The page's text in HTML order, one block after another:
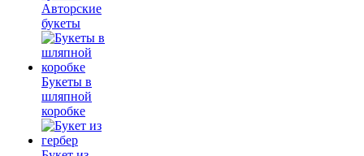
Авторские
букеты
Букеты в
шляпной
коробке